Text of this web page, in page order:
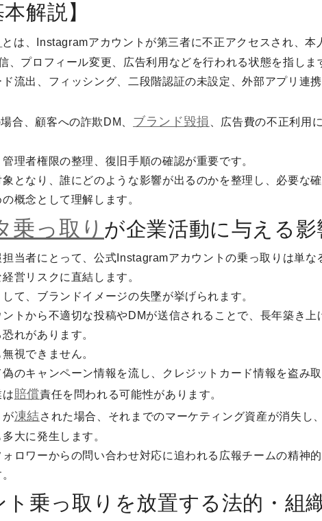
解説】
とは、Instagramアカウントが第三者に不正アクセスされ、本
、プロフィール変更、広告利用などを行われる状態を指しま
流出、フィッシング、二段階認証の未設定、外部アプリ連
合、顧客への詐欺DM、 ブランド毀損
、広告費の不正利用
理者権限の整理、復旧手順の確認が重要です。
となり、誰にどのような影響が出るのかを整理し、必要な
概念として理解します。
乗っ取り が企業活動に与える影
当者にとって、公式Instagramアカウントの乗っ取りは単な
営リスクに直結します。
て、ブランドイメージの失墜が挙げられます。
トから不適切な投稿やDMが送信されることで、長年築き上
れがあります。
視できません。
のキャンペーン情報を流し、クレジットカード情報を盗み
賠償責任を問われる可能性があります。
が凍結 された場合、それまでのマーケティング資産が消失し
大に発生します。
ロワーからの問い合わせ対応に追われる広報チームの精神
ト乗っ取りを放置する法的・組